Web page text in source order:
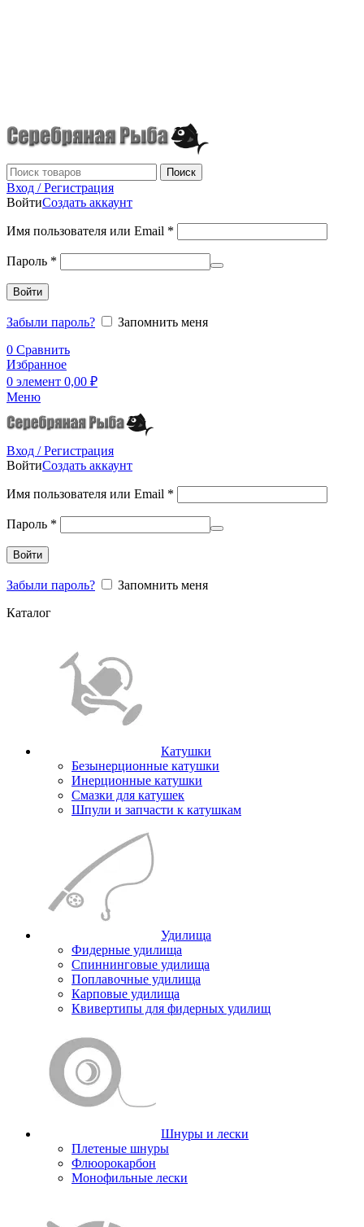
Поиск
Вход / Регистрация
ВойтиСоздать аккаунт
Имя пользователя или Email *
Пароль *
Войти
Забыли пароль?
Запомнить меня
0 Сравнить
Избранное
0 элемент 0,00 ₽
Меню
Вход / Регистрация
ВойтиСоздать аккаунт
Имя пользователя или Email *
Пароль *
Войти
Забыли пароль?
Запомнить меня
Каталог
Катушки
Безынерционные катушки
Инерционные катушки
Смазки для катушек
Шпули и запчасти к катушкам
Удилища
Фидерные удилища
Спиннинговые удилища
Поплавочные удилища
Карповые удилища
Квивертипы для фидерных удилищ
Шнуры и лески
Плетеные шнуры
Флюорокарбон
Монофильные лески